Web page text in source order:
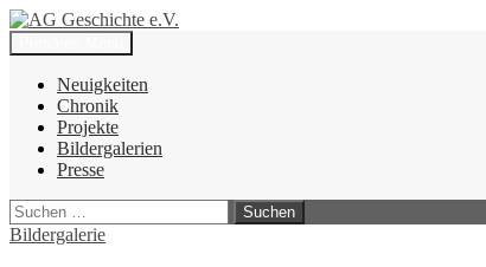
Zum
Inhalt
springen
AG Geschichte e.V.
Suchen
Neuigkeiten
Chronik
Projekte
Bildergalerien
Presse
Suchen
nach:
Bildergalerie